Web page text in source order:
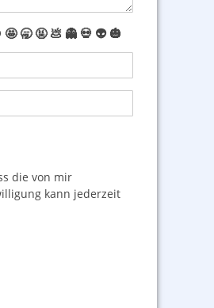
🤩 🥱 🤬 💩 👻 💀 👽 🎃
die von mir
kann jederzeit